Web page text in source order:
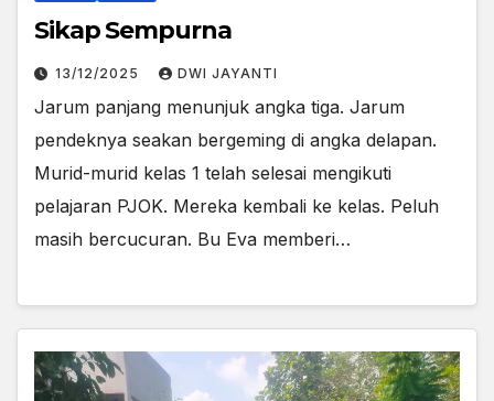
Sikap Sempurna
13/12/2025 DWI JAYANTI
Jarum panjang menunjuk angka tiga. Jarum
pendeknya seakan bergeming di angka delapan.
Murid-murid kelas 1 telah selesai mengikuti
pelajaran PJOK. Mereka kembali ke kelas. Peluh
masih bercucuran. Bu Eva memberi…